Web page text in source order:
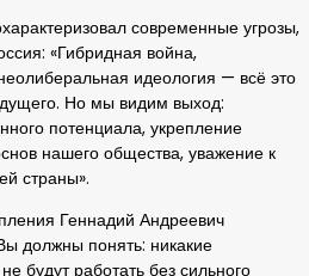
современные угрозы,
«Гибридная война,
идеология — всё это
Но мы видим выход:
потенциала, укрепление
нашего общества, уважение к
страны».
Геннадий Андреевич
должны понять: никакие
будут работать без сильного